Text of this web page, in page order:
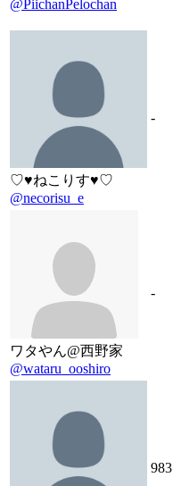
@PiichanPelochan
♡♥ねこりす♥♡
@necorisu_e
-
ワタやん@西野家
@wataru_ooshiro
-
983